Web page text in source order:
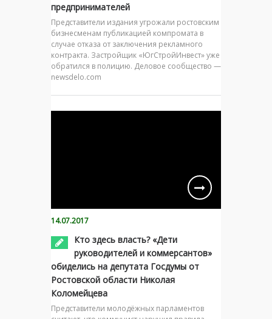
предпринимателей
Представители издания угрожали ростовским
бизнесменам публикацией компромата в
случае отказа от заключения рекламного
контракта. Застройщик «ЮгСтройИнвест» уже
обратился в полицию. Деловое сообщество —
newsdelo.com
14.07.2017
Кто здесь власть? «Дети
руководителей и коммерсантов»
обиделись на депутата Госдумы от
Ростовской области Николая
Коломейцева
Представители молодёжных парламентов